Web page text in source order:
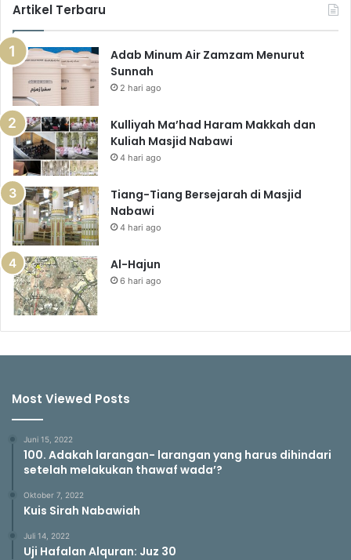
Artikel Terbaru
Adab Minum Air Zamzam Menurut
Sunnah
2 hari ago
Kulliyah Ma’had Haram Makkah dan
Kuliah Masjid Nabawi
4 hari ago
Tiang-Tiang Bersejarah di Masjid
Nabawi
4 hari ago
Al-Hajun
6 hari ago
Most Viewed Posts
Juni 15, 2022
100. Adakah larangan- larangan yang harus dihindari
setelah melakukan thawaf wada’?
Oktober 7, 2022
Kuis Sirah Nabawiah
Juli 14, 2022
Uji Hafalan Alquran: Juz 30